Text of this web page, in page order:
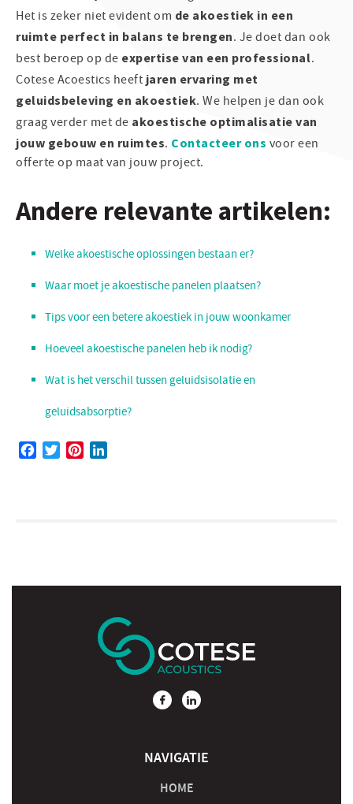
Het is zeker niet evident om de akoestiek in een
ruimte perfect in balans te brengen. Je doet dan ook
best beroep op de expertise van een professional.
Cotese Acoestics heeftjaren ervaring met
geluidsbeleving en akoestiek. We helpen je dan ook
graag verder met de akoestische optimalisatie van
jouw gebouw en ruimtes. Contacteer ons voor een
offerte op maat van jouw project.
Andere relevante artikelen:
Welke akoestische oplossingen bestaan er?
Waar moet je akoestische panelen plaatsen?
Tips voor een betere akoestiek in jouw woonkamer
Hoeveel akoestische panelen heb ik nodig?
Wat is het verschil tussen geluidsisolatie en
geluidsabsorptie?
FacebookTwitterPinterest
NAVIGATIE
HOME